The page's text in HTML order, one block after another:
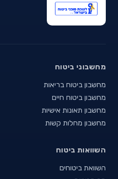
מחשבוני ביטוח
מחשבון ביטוח בריאות
מחשבון ביטוח חיים
מחשבון תאונות אישיות
מחשבון מחלות קשות
השוואות ביטוח
השוואת ביטוחים